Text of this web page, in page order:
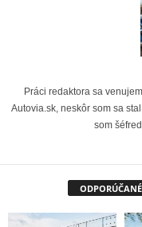
Práci redaktora sa
Autovia.sk, neskôr som sa
som